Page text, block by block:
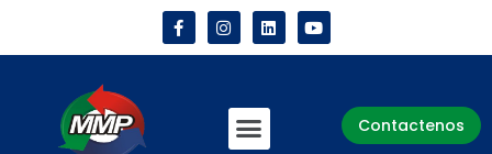
Contactenos